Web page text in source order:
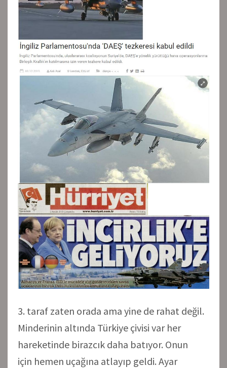
3. taraf zaten orada ama yine de rahat değil.
Minderinin altında Türkiye çivisi var her
hareketinde birazcık daha batıyor. Onun
için hemen uçağına atlayıp geldi. Ayar